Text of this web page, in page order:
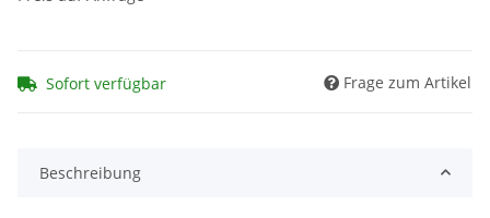
Sofort verfügbar Frage zum Artikel
Beschreibung